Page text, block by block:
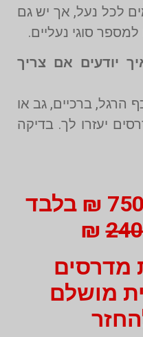
לכל נעל, אך יש גם
סוגי נעליים.
יודעים אם צריך
ברכיים, גב או
יעזרו לך. בדיקה
מדרסים מחיר 750 ₪ בלבד
₪
מושלם